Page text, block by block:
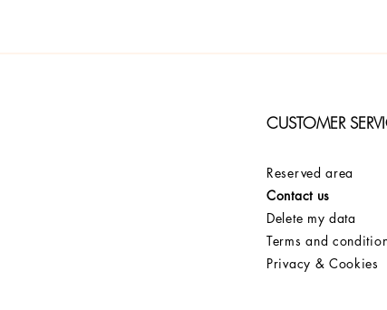
CUSTOMER
Reserved area
Contact us
Delete my data
Terms and
Privacy & Cookies